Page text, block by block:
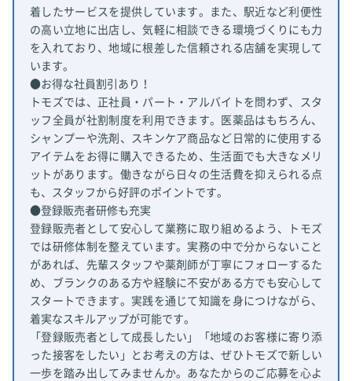
着したサービスを提供しています。また、駅近など利便性
の高い立地に出店し、気軽に相談できる環境づくりにも力
を入れており、地域に根差した信頼される店舗を実現して
います。
●お得な社員割引あり！
トモズでは、正社員・パート・アルバイトを問わず、スタ
ッフ全員が社割制度を利用できます。医薬品はもちろん、
シャンプーや洗剤、スキンケア商品など日常的に使用する
アイテムをお得に購入できるため、生活面でも大きなメリ
ットがあります。働きながら日々の生活費を抑えられる点
も、スタッフから好評のポイントです。
●登録販売者研修も充実
登録販売者として安心して業務に取り組めるよう、トモズ
では研修体制を整えています。実務の中で分からないこと
があれば、先輩スタッフや薬剤師が丁寧にフォローするた
め、ブランクのある方や経験に不安がある方でも安心して
スタートできます。実践を通じて知識を身につけながら、
着実なスキルアップが可能です。
「登録販売者として成長したい」「地域のお客様に寄り添
った接客をしたい」とお考えの方は、ぜひトモズで新しい
一歩を踏み出してみませんか。あなたからのご応募を心よ